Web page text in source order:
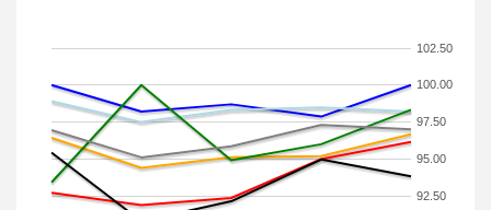
92.50
95.00
97.50
100.00
102.50